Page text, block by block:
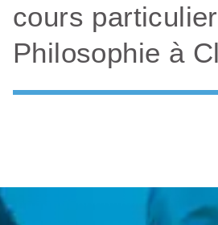
cours
Philosophie à